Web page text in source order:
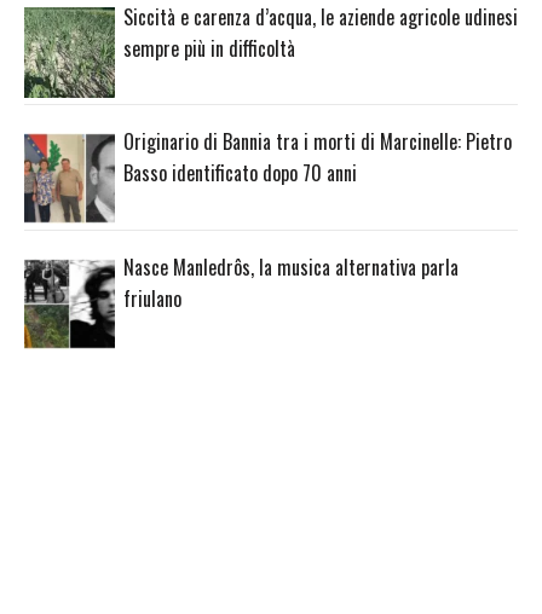
Siccità e carenza d’acqua, le aziende agricole udinesi
sempre più in difficoltà
Originario di Bannia tra i morti di Marcinelle: Pietro
Basso identificato dopo 70 anni
Nasce Manledrôs, la musica alternativa parla
friulano